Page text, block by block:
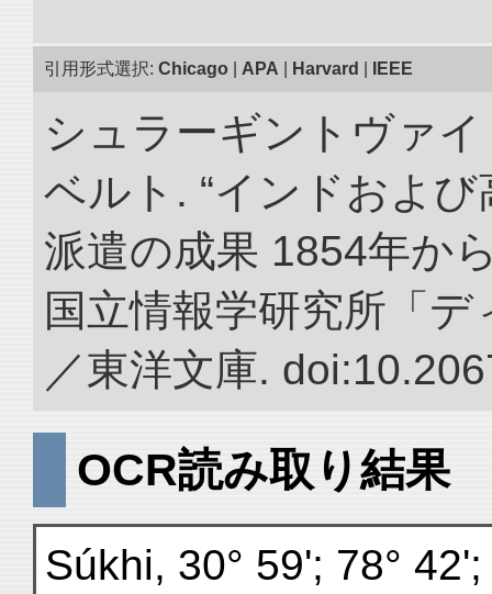
引用形式選択: Chicago APA Harvard IEEE
シュラーギントヴァ
ベルト. “インドおよ
派遣の成果 1854年か
国立情報学研究所「
／東洋文庫.
OCR読み取り結果
Súkhi, 30° 59'; 78°